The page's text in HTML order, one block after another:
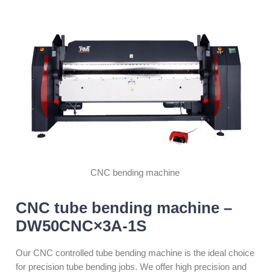
CNC bending machine
CNC tube bending machine –
DW50CNC×3A-1S
Our CNC controlled tube bending machine is the ideal choice
for precision tube bending jobs. We offer high precision and